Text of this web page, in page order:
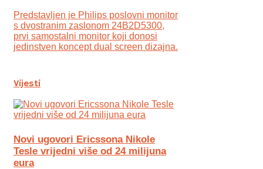
Predstavljen je Philips poslovni monitor
s dvostranim zaslonom 24B2D5300,
prvi samostalni monitor koji donosi
jedinstven koncept dual screen dizajna.
Vijesti
Novi ugovori Ericssona Nikole
Tesle vrijedni više od 24 milijuna
eura